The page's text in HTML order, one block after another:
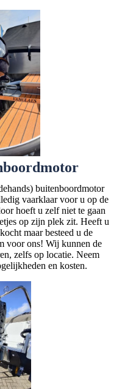
buitenboordmotor
vaarklaar voor u op de
hoeft u zelf niet te gaan
op zijn plek zit. Heeft u
maar besteed u de
voor ons! Wij kunnen de
zelfs op locatie. Neem
en kosten.